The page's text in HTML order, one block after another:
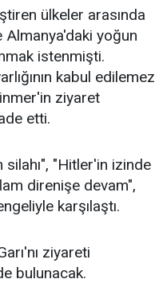
ülkeler arasında
yoğun
istenmişti.
kabul edilemez
ziyaret
etti.
silahı", "Hitler'in izinde
direnişe devam",
karşılaştı.
ziyareti
bulunacak.